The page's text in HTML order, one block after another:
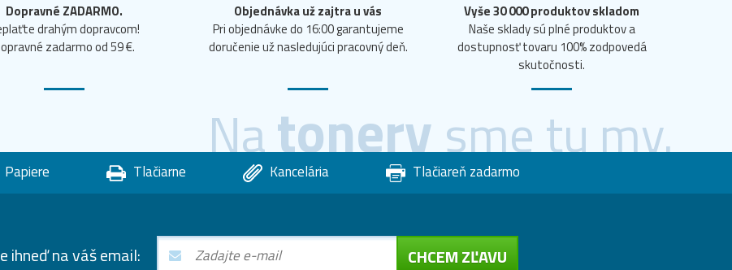
Dopravné ZADARMO.
drahým dopravcom!
zadarmo od 59 €.
Objednávka už zajtra u vás
Pri objednávke do 16:00 garantujeme
doručenie už nasledujúci pracovný deň.
Vyše 30 000 produktov skladom
Naše sklady sú plné produktov a
dostupnosť tovaru 100% zodpovedá
skutočnosti.
Natonerysme tu my.
Papiere Tlačiarne Kancelária Tlačiareň zadarmo
ihneď na váš email: CHCEM ZĽAVU